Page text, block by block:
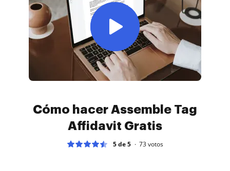
Cómo hacer Assemble Tag
Affidavit Gratis
5 de 5 73votos